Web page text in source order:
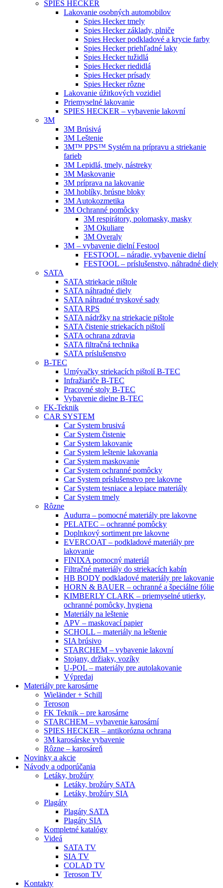
SPIES HECKER
Lakovanie osobných automobilov
Spies Hecker tmely
Spies Hecker základy, plniče
Spies Hecker podkladové a krycie farby
Spies Hecker priehľadné laky
Spies Hecker tužidlá
Spies Hecker riedidlá
Spies Hecker prísady
Spies Hecker rôzne
Lakovanie úžitkových vozidiel
Priemyselné lakovanie
SPIES HECKER – vybavenie lakovní
3M
3M Brúsivá
3M Leštenie
3M™ PPS™ Systém na prípravu a striekanie
farieb
3M Lepidlá, tmely, nástreky
3M Maskovanie
3M príprava na lakovanie
3M hoblíky, brúsne bloky
3M Autokozmetika
3M Ochranné pomôcky
3M respirátory, polomasky, masky
3M Okuliare
3M Overaly
3M – vybavenie dielní Festool
FESTOOL – náradie, vybavenie dielní
FESTOOL – príslušenstvo, náhradné diely
SATA
SATA striekacie pištole
SATA náhradné diely
SATA náhradné tryskové sady
SATA RPS
SATA nádržky na striekacie pištole
SATA čistenie striekacích pištolí
SATA ochrana zdravia
SATA filtračná technika
SATA príslušenstvo
B-TEC
Umývačky striekacích pištolí B-TEC
Infražiariče B-TEC
Pracovné stoly B-TEC
Vybavenie dielne B-TEC
FK-Teknik
CAR SYSTEM
Car System brusivá
Car System čistenie
Car System lakovanie
Car System leštenie lakovania
Car System maskovanie
Car System ochranné pomôcky
Car System príslušenstvo pre lakovne
Car System tesniace a lepiace materiály
Car System tmely
Rôzne
Audurra – pomocné materiály pre lakovne
PELATEC – ochranné pomôcky
Doplnkový sortiment pre lakovne
EVERCOAT – podkladové materiály pre
lakovanie
FINIXA pomocný materiál
Filtračné materiály do striekacích kabín
HB BODY podkladové materiály pre lakovanie
HORN & BAUER – ochranné a špeciálne fólie
KIMBERLY CLARK – priemyselné utierky,
ochranné pomôcky, hygiena
Materiály na leštenie
APV – maskovací papier
SCHOLL – materiály na leštenie
SIA brúsivo
STARCHEM – vybavenie lakovní
Stojany, držiaky, vozíky
U-POL – materiály pre autolakovanie
Výpredaj
Materiály pre karosárne
Wieländer + Schill
Teroson
FK Teknik – pre karosárne
STARCHEM – vybavenie karosární
SPIES HECKER – antikorózna ochrana
3M karosárske vybavenie
Rôzne – karosáreň
Novinky a akcie
Návody a odporúčania
Letáky, brožúry
Letáky, brožúry SATA
Letáky, brožúry SIA
Plagáty
Plagáty SATA
Plagáty SIA
Kompletné katalógy
Videá
SATA TV
SIA TV
COLAD TV
Teroson TV
Kontakty